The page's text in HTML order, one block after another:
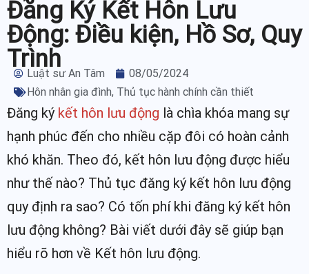
Đăng Ký Kết Hôn Lưu
Động: Điều kiện, Hồ Sơ, Quy
Trình
Luật sư An Tâm
08/05/2024
Hôn nhân gia đình, Thủ tục hành chính cần thiết
Đăng ký kết hôn lưu động là chìa khóa mang sự
hạnh phúc đến cho nhiều cặp đôi có hoàn cảnh
khó khăn. Theo đó, kết hôn lưu động được hiểu
như thế nào? Thủ tục đăng ký kết hôn lưu động
quy định ra sao? Có tốn phí khi đăng ký kết hôn
lưu động không? Bài viết dưới đây sẽ giúp bạn
hiểu rõ hơn về Kết hôn lưu động.